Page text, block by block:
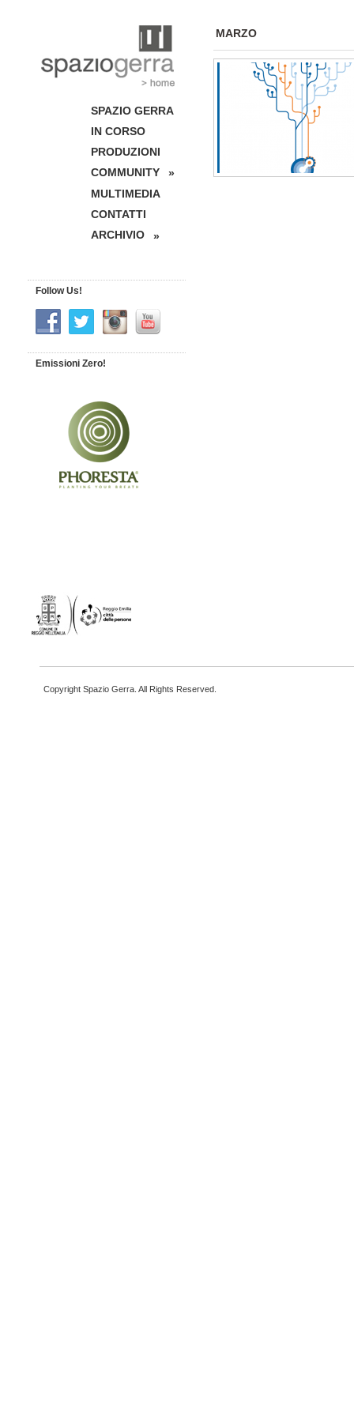
MARZO
SPAZIO GERRA
IN CORSO
PRODUZIONI
COMMUNITY
»
MULTIMEDIA
CONTATTI
ARCHIVIO
»
Follow Us!
Emissioni Zero!
Copyright Spazio Gerra. All Rights Reserved.